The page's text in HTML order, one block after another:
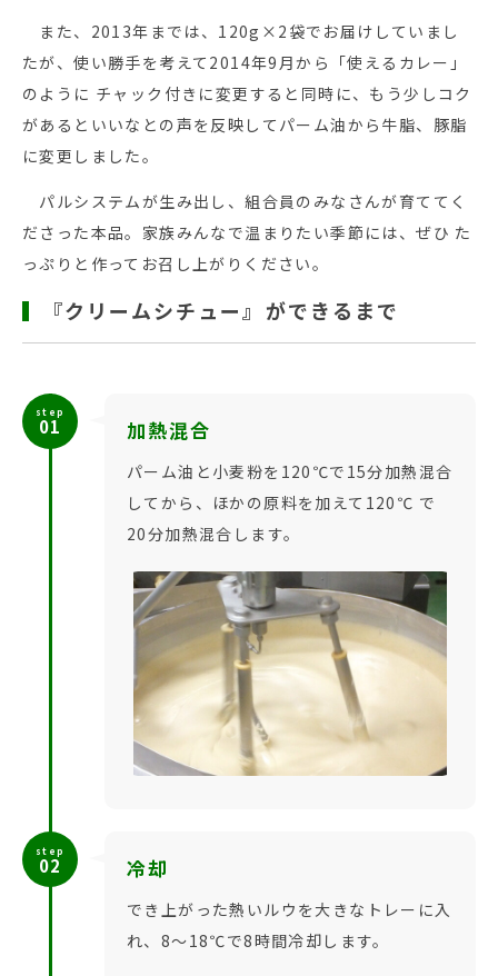
また、2013年までは、120g×2袋でお届けしていまし
たが、使い勝手を考えて2014年9月から「使えるカレー」
のように チャック付きに変更すると同時に、もう少しコク
があるといいなとの声を反映してパーム油から牛脂、豚脂
に変更しました。
パルシステムが生み出し、組合員のみなさんが育ててく
ださった本品。家族みんなで温まりたい季節には、ぜひ た
っぷりと作ってお召し上がりください。
『クリームシチュー』ができるまで
step
01 加熱混合
パーム油と小麦粉を120℃で15分加熱混合
してから、ほかの原料を加えて120℃ で
20分加熱混合します。
step
02 冷却
でき上がった熱いルウを大きなトレーに入
れ、8〜18℃で8時間冷却します。